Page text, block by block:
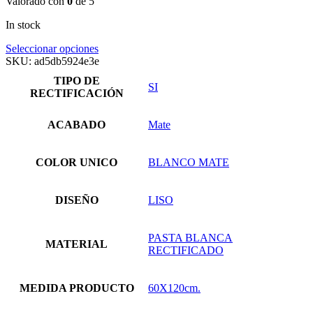
In stock
Seleccionar opcionesEste
producto
múltiples
variantes.
opciones
elegir
página
SKU: ad5db5924e3e
TIPO DE
RECTIFICACIÓN
SI
ACABADO Mate
COLOR UNICO BLANCO MATE
DISEÑO LISO
MATERIAL
PASTA BLANCA
RECTIFICADO
MEDIDA PRODUCTO 60X120cm.